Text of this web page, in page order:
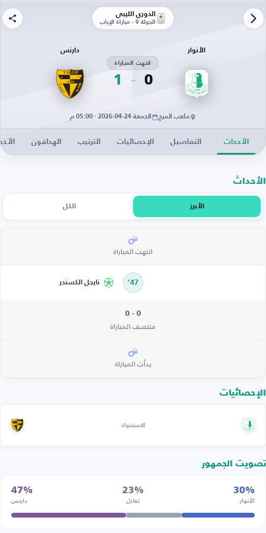
الدوري الليبي
الجولة 9 - مباراة الإياب
الأنوار
0
انتهت المباراة
1
دارنس
ملعب المرج الجمعة 24-04-2026 · 05:00 م
الأحداث التفاصيل الإحصائيات الترتيب الهدافون
الأحداث
الأبرز الكل
انتهت المباراة
47’ نايجل الكسندر
0 - 0
منتصف المباراة
بدأت المباراة
الإحصائيات
الاستحواذ
تصويت الجمهور
30%
الأنوار
23%
تعادل
47%
دارنس